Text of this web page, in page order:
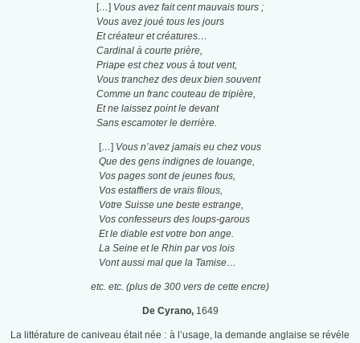
[…] Vous avez fait cent mauvais tours ;
Vous avez joué tous les jours
Et créateur et créatures…
Cardinal à courte prière,
Priape est chez vous à tout vent,
Vous tranchez des deux bien souvent
Comme un franc couteau de tripière,
Et ne laissez point le devant
Sans escamoter le derrière.
[…] Vous n’avez jamais eu chez vous
Que des gens indignes de louange,
Vos pages sont de jeunes fous,
Vos estaffiers de vrais filous,
Votre Suisse une beste estrange,
Vos confesseurs des loups-garous
Et le diable est votre bon ange.
La Seine et le Rhin par vos lois
Vont aussi mal que la Tamise…
etc. etc. (plus de 300 vers de cette encre)
De Cyrano, 1649
La littérature de caniveau était née : à l’usage, la demande anglaise se révéle